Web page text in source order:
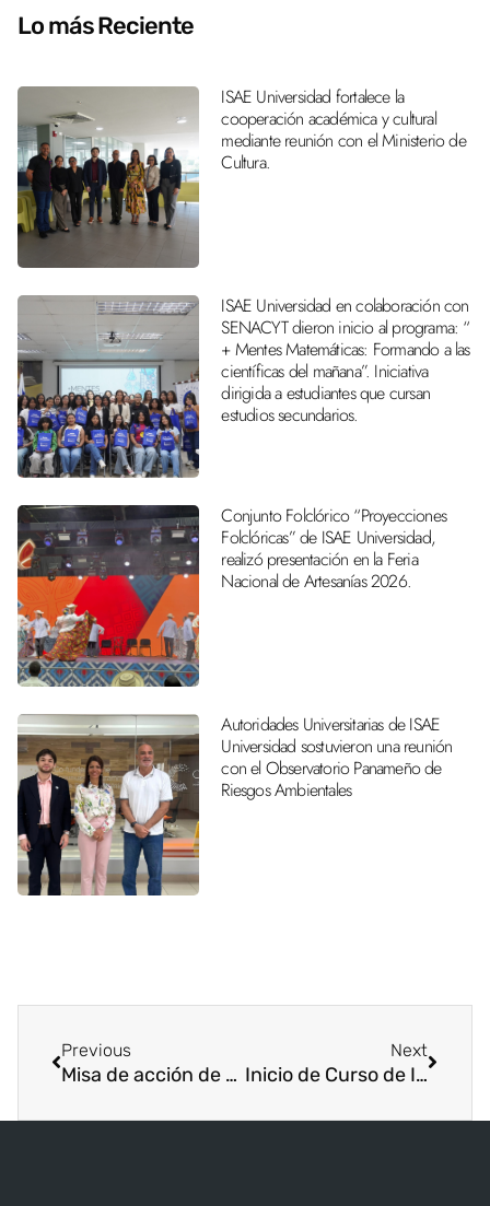
Lo más Reciente
ISAE Universidad fortalece la
cooperación académica y cultural
mediante reunión con el Ministerio de
Cultura.
ISAE Universidad en colaboración con
SENACYT dieron inicio al programa: “
+ Mentes Matemáticas: Formando a las
científicas del mañana”. Iniciativa
dirigida a estudiantes que cursan
estudios secundarios.
Conjunto Folclórico “Proyecciones
Folclóricas” de ISAE Universidad,
realizó presentación en la Feria
Nacional de Artesanías 2026.
Autoridades Universitarias de ISAE
Universidad sostuvieron una reunión
con el Observatorio Panameño de
Riesgos Ambientales
Previous
Misa de acción de gracias por el XXIV aniversario de ISAE Universidad
Next
Inicio de Curso de Internacionalización de la Educación Superior